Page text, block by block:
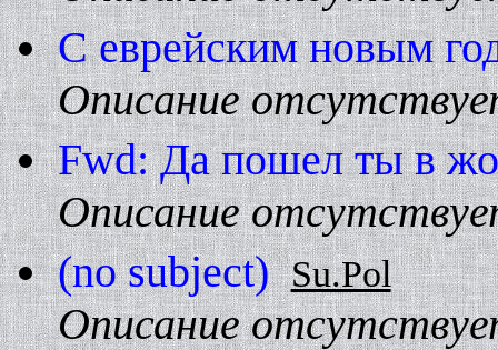
С еврейским новым
Описание
Fwd: Да пошел ты в
Описание
(no subject) Su.Pol
Описание